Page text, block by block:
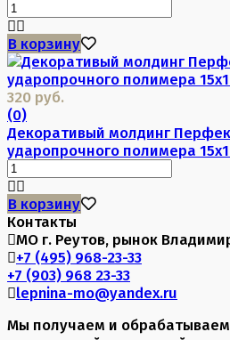
В корзину
320 руб.
(0)
Декоративый молдинг
ударопрочного полимера
В корзину
Контакты
МО г. Реутов, рынок
+7 (495) 968-23-33
+7 (903) 968 23-33
lepnina-mo@yandex.ru
Мы получаем и